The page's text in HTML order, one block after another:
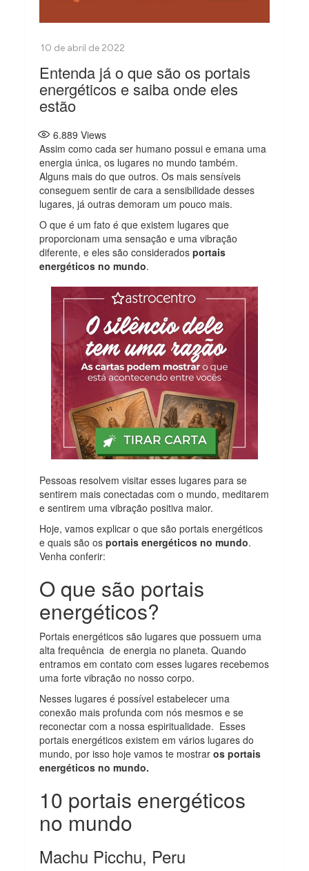
Entenda já o que são os portais
energéticos e saiba onde eles
estão
6.889 Views
Assim como cada ser humano possui e emana uma
energia única, os lugares no mundo também.
Alguns mais do que outros. Os mais sensíveis
conseguem sentir de cara a sensibilidade desses
lugares, já outras demoram um pouco mais.
O que é um fato é que existem lugares que
proporcionam uma sensação e uma vibração
diferente, e eles são consideradosportais
energéticos no mundo.
Pessoas resolvem visitar esses lugares para se
sentirem mais conectadas com o mundo, meditarem
e sentirem uma vibração positiva maior.
Hoje, vamos explicar o que são portais energéticos
e quais são osportais energéticos no mundo.
Venha conferir:
O que são portais
energéticos?
Portais energéticos são lugares que possuem uma
alta frequência de energia no planeta. Quando
entramos em contato com esses lugares recebemos
uma forte vibração no nosso corpo.
Nesses lugares é possível estabelecer uma
conexão mais profunda com nós mesmos e se
reconectar com a nossa espiritualidade. Esses
portais energéticos existem em vários lugares do
mundo, por isso hoje vamos te mostraros portais
energéticos no mundo.
10 portais energéticos
no mundo
Machu Picchu, Peru